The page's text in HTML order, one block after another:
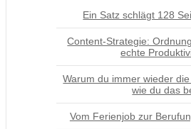
Ein Satz schlägt 128
Content-Strategie:
echte
Warum du immer wieder
wie du das
Vom Ferienjob zur